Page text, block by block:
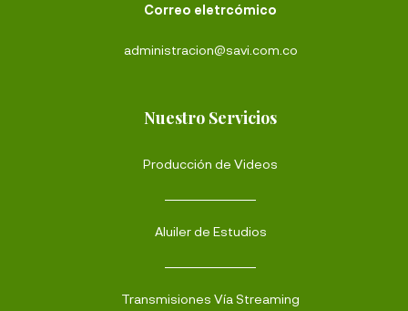
Correo eletrcómico
administracion@savi.com.co
Nuestro Servicios
Producción de Videos
Aluiler de Estudios
Transmisiones Vía Streaming